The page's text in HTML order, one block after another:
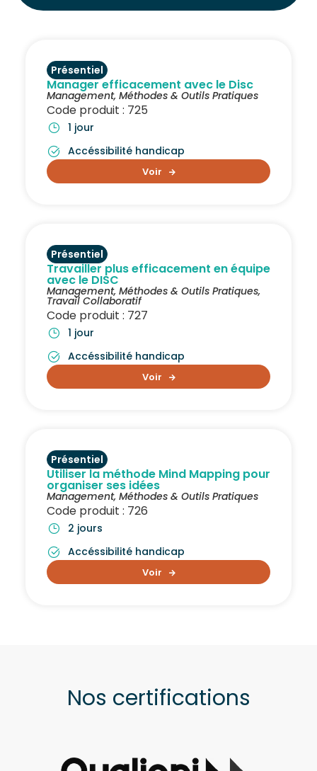
Présentiel
Manager efficacement avec le Disc
Management, Méthodes & Outils Pratiques
Code produit : 725
1 jour
Accéssibilité handicap
Voir
Présentiel
Travailler plus efficacement en équipe
avec le DISC
Management, Méthodes & Outils Pratiques,
Travail Collaboratif
Code produit : 727
1 jour
Accéssibilité handicap
Voir
Présentiel
Utiliser la méthode Mind Mapping pour
organiser ses idées
Management, Méthodes & Outils Pratiques
Code produit : 726
2 jours
Accéssibilité handicap
Voir
Nos certifications